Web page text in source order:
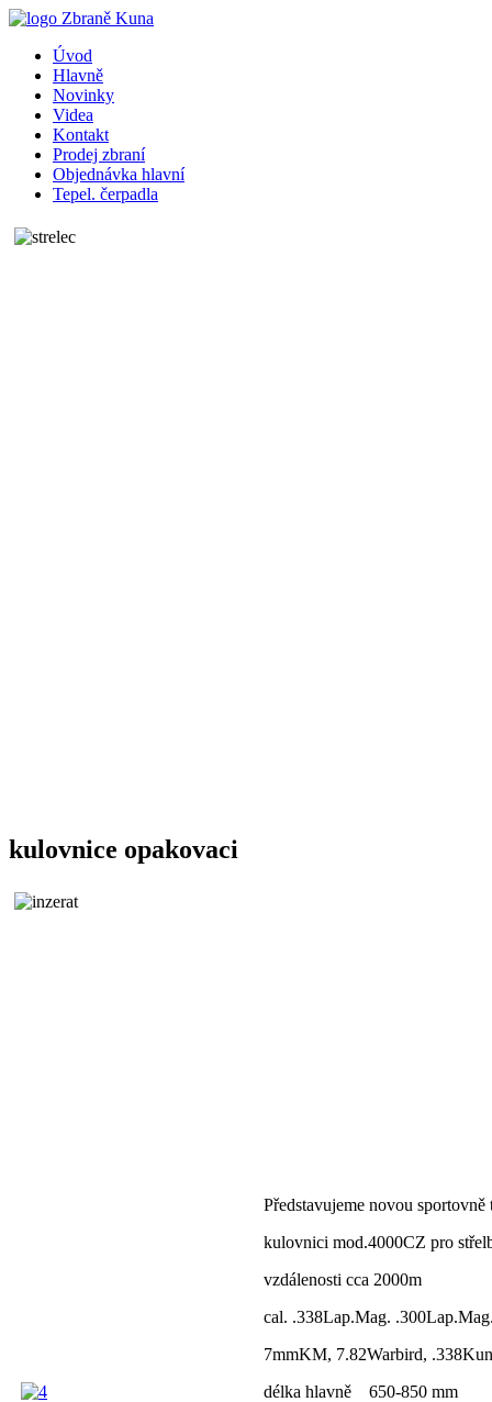
Úvod
Hlavně
Novinky
Videa
Kontakt
Prodej zbraní
Objednávka hlavní
Tepel. čerpadla
kulovnice opakovaci
Představujeme novou
kulovnici mod.4000CZ pro
vzdálenosti cca 2000m
cal. .338Lap.Mag.
7mmKM, 7.82Warbird,
délka hlavně 650-850 mm